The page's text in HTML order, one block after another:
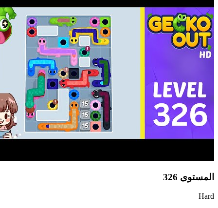
المستوى 326
Hard